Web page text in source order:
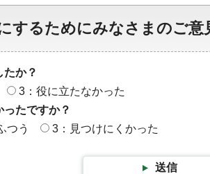
するためにみなさまのご意
たか？
3：役に立たなかった
たですか？
つう 3：見つけにくかった
送信